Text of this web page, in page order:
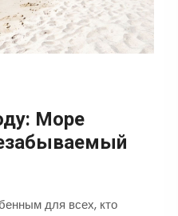
Море
для всех, кто